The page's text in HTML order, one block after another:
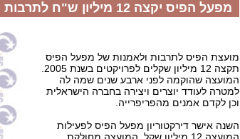
מפעל הפיס יקצה 12 מיליון ש"ח לתרבות
מועצת הפיס לתרבות ולאמנות של מפעל הפיס
המועצה שהוקמה לפני ארבע שנים שמה לה
למטרה לעודד יוצרים ויצירה בחברה הישראלית
וכן לקדם אמנים מהפריפרייה.
השנה אישר דירקטוריון מפעל הפיס לפעילות